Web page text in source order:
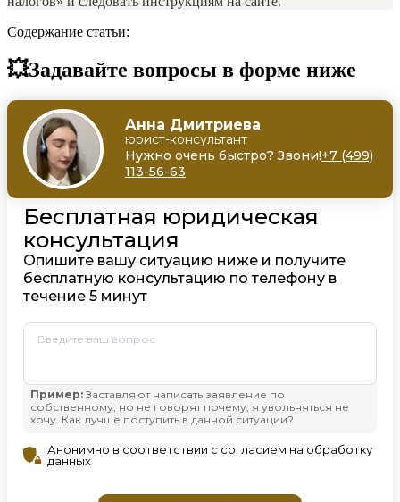
Содержание статьи:
💥Задавайте вопросы в форме ниже